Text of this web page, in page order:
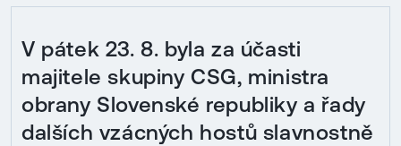
V pátek 23. 8. byla za účasti
majitele skupiny CSG, ministra
obrany Slovenské republiky a řady
dalších vzácných hostů slavnostně